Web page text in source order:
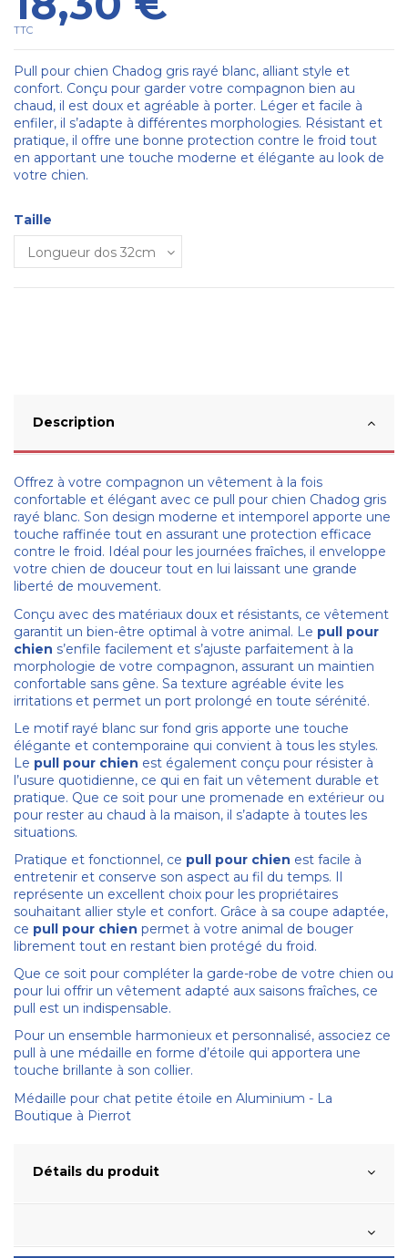
TTC
Pull pour chien Chadog gris rayé blanc, alliant style et
confort. Conçu pour garder votre compagnon bien au
chaud, il est doux et agréable à porter. Léger et facile à
enfiler, il s’adapte à différentes morphologies. Résistant et
pratique, il offre une bonne protection contre le froid tout
en apportant une touche moderne et élégante au look de
votre chien.
Taille
Description
Offrez à votre compagnon un vêtement à la fois
confortable et élégant avec ce pull pour chien Chadog gris
rayé blanc. Son design moderne et intemporel apporte une
touche raffinée tout en assurant une protection efficace
contre le froid. Idéal pour les journées fraîches, il enveloppe
votre chien de douceur tout en lui laissant une grande
liberté de mouvement.
Conçu avec des matériaux doux et résistants, ce vêtement
garantit un bien-être optimal à votre animal. Le pull pour
chien s’enfile facilement et s’ajuste parfaitement à la
morphologie de votre compagnon, assurant un maintien
confortable sans gêne. Sa texture agréable évite les
irritations et permet un port prolongé en toute sérénité.
Le motif rayé blanc sur fond gris apporte une touche
élégante et contemporaine qui convient à tous les styles.
Le pull pour chien est également conçu pour résister à
l’usure quotidienne, ce qui en fait un vêtement durable et
pratique. Que ce soit pour une promenade en extérieur ou
pour rester au chaud à la maison, il s’adapte à toutes les
situations.
Pratique et fonctionnel, ce pull pour chien est facile à
entretenir et conserve son aspect au fil du temps. Il
représente un excellent choix pour les propriétaires
souhaitant allier style et confort. Grâce à sa coupe adaptée,
ce pull pour chien permet à votre animal de bouger
librement tout en restant bien protégé du froid.
Que ce soit pour compléter la garde-robe de votre chien ou
pour lui offrir un vêtement adapté aux saisons fraîches, ce
pull est un indispensable.
Pour un ensemble harmonieux et personnalisé, associez ce
pull à une médaille en forme d’étoile qui apportera une
touche brillante à son collier.
Médaille pour chat petite étoile en Aluminium - La
Boutique à Pierrot
Détails du produit